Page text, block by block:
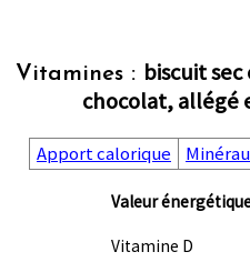
Vitamines : biscuit
chocolat, allégé
Apport calorique
Valeur
Vitamine D